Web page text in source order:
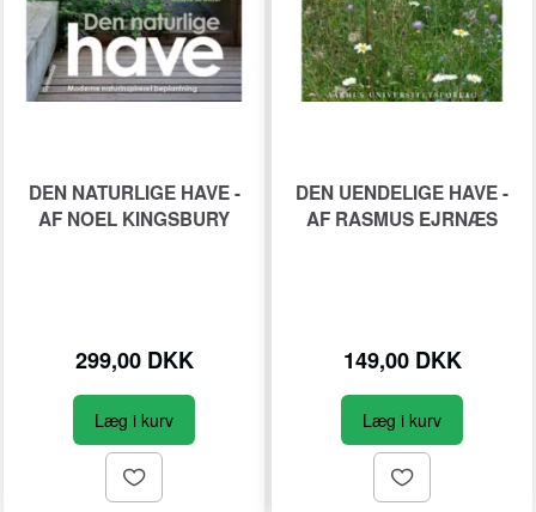
DEN NATURLIGE HAVE -
AF NOEL KINGSBURY
299,00 DKK
Læg i kurv
DEN UENDELIGE HAVE -
AF RASMUS EJRNÆS
149,00 DKK
Læg i kurv